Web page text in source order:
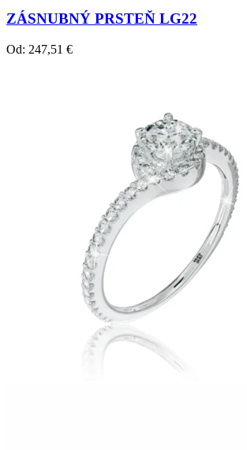
Zásnubné prstne z kolekcie Diamonds line.
ZÁSNUBNÝ PRSTEŇ LG22
Od: 247,51 €